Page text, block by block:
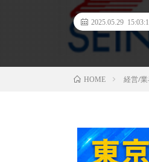
2025.05.29
HOME 経営/業